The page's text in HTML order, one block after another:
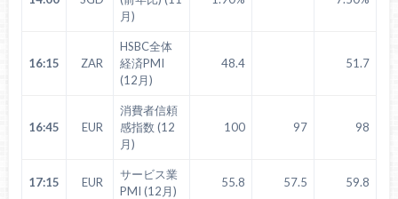
月)
16:15 ZAR
HSBC全体
経済PMI
(12月)
48.4 51.7
16:45 EUR
消費者信頼
感指数 (12
月)
100 97 98
17:15 EUR
サービス業
PMI (12月)
55.8 57.5 59.8